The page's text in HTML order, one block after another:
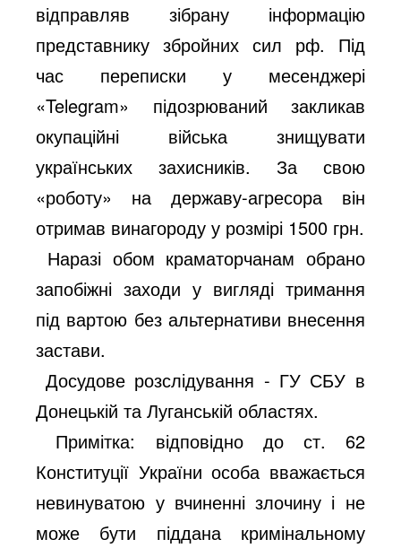
відправляв зібрану інформацію
представнику збройних сил рф. Під
час переписки у месенджері
«Telegram» підозрюваний закликав
окупаційні війська знищувати
українських захисників. За свою
«роботу» на державу-агресора він
отримав винагороду у розмірі 1500 грн.
Наразі обом краматорчанам обрано
запобіжні заходи у вигляді тримання
під вартою без альтернативи внесення
застави.
Досудове розслідування - ГУ СБУ в
Донецькій та Луганській областях.
Примітка: відповідно до ст. 62
Конституції України особа вважається
невинуватою у вчиненні злочину і не
може бути піддана кримінальному